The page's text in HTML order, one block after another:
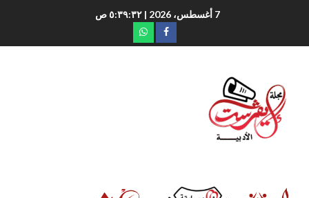
7 أغسطس، 2026 | ٥:٣٩:٣٤ ص